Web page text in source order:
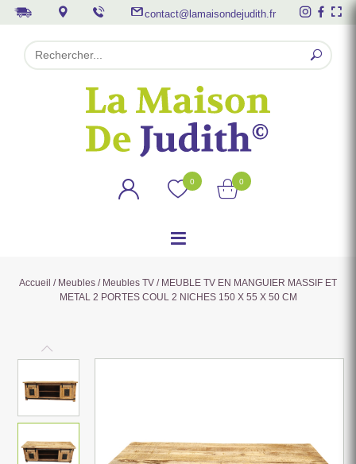
contact@lamaisondejudith.fr
0 0
Accueil / Meubles / Meubles TV / MEUBLE TV EN MANGUIER MASSIF ET
METAL 2 PORTES COUL 2 NICHES 150 X 55 X 50 CM